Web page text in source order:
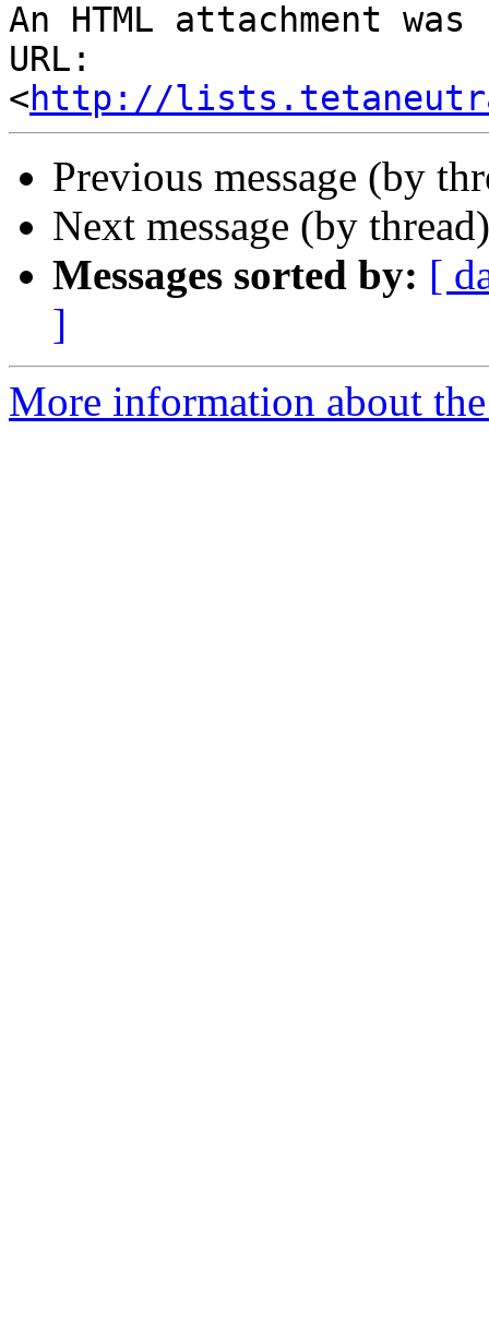
An HTML attachment
URL:
<http://
Previous message (by
Next message (by
Messages sorted by: [
]
More information about